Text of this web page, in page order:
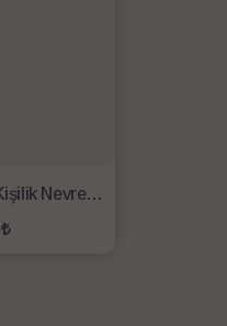
Özdilek Arenga Çift Kişilik Nevresim Takımı Yeşil